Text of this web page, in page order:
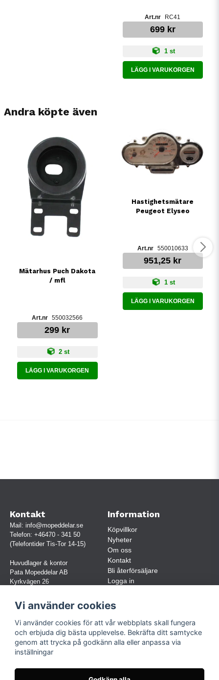
RC41
699 kr
1 st
LÄGG I VARUKORGEN
Andra köpte även
Mätarhus Puch Dakota
/ mfl
550032566
299 kr
2 st
LÄGG I VARUKORGEN
Hastighetsmätare
Peugeot Elyseo
550010633
951,25 kr
1 st
LÄGG I VARUKORGEN
Kontakt
Mail: info@mopeddelar.se
Telefon: +46470 - 341 50
(Telefontider Tis-Tor 14-15)
Huvudlager & kontor
Pata Mopeddelar AB
Kyrkvägen 26
(OBS. Endast förbokade besök)
Org.nr:
559030-5248
Jur. namn: Pata Mopeddelar AB
Information
Köpvillkor
Nyheter
Om oss
Kontakt
Bli återförsäljare
Logga in
Följ oss
Vi använder cookies
Vi använder cookies för att vår webbplats skall fungera
och erbjuda dig bästa upplevelse. Bekräfta ditt samtycke
genom att trycka på godkänn alla eller anpassa via
inställningar